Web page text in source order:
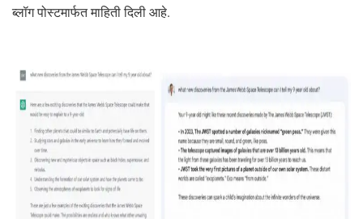
ब्लॉग पोस्टमार्फत माहिती दिली आहे.